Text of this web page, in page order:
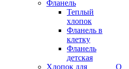
Фланель
Теплый
хлопок
Фланель в
клетку
Фланель
детская
Хлопок для
О